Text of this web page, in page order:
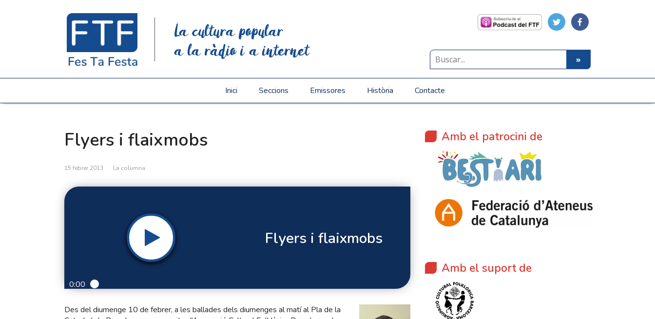
La cultura popular
a la ràdio i a internet
Inici Seccions Emissores Història Contacte
Flyers i flaixmobs
15 febrer 2013 La columna
0:00
Flyers i flaixmobs
Des del diumenge 10 de febrer, a les ballades dels diumenges al matí al Pla de la
Amb el patrocini de
Amb el suport de